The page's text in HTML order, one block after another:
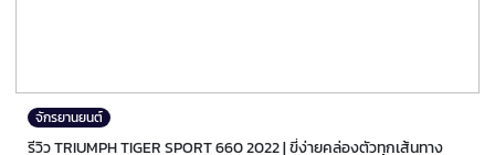
จักรยานยนต์
รีวิว TRIUMPH TIGER SPORT 660 2022 | ขี่ง่ายคล่องตัวทุกเส้นทาง